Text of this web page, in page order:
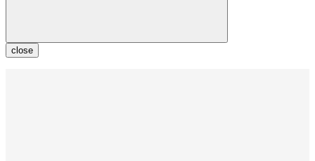
close